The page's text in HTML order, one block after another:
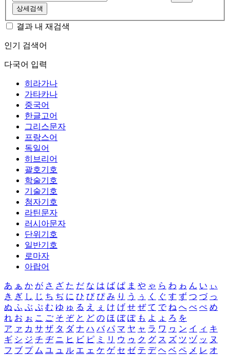
상세검색
결과 내 재검색
인기 검색어
다국어 입력
히라가나
가타카나
중국어
한글고어
그리스문자
프랑스어
독일어
히브리어
괄호기호
학술기호
기술기호
첨자기호
라틴문자
러시아문자
단위기호
일반기호
로마자
아랍어
あ ぁ か が さ ざ た だ な は ば ぱ ま や ゃ ら わ ゎ ん い ぃ
き ぎ し じ ち ぢ に ひ び ぴ み り う ぅ く ぐ す ず つ づ っ
ぬ ふ ぶ ぷ む ゆ ゅ る え ぇ け げ せ ぜ て で ね へ べ ぺ め
れ お ぉ こ ご そ ぞ と ど の ほ ぼ ぽ も よ ょ ろ を
ア ァ カ サ ザ タ ダ ナ ハ バ パ マ ヤ ャ ラ ワ ヮ ン イ ィ キ
ギ シ ジ チ ヂ ニ ヒ ビ ピ ミ リ ウ ゥ ク グ ス ズ ツ ヅ ッ ヌ
フ ブ プ ム ユ ュ ル エ ェ ケ ゲ セ ゼ テ デ ヘ ベ ペ メ レ オ